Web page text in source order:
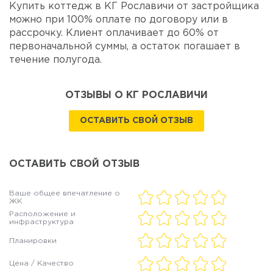
Купить коттедж в КГ Рославичи от застройщика
можно при 100% оплате по договору или в
рассрочку. Клиент оплачивает до 60% от
первоначальной суммы, а остаток погашает в
течение полугода.
ОТЗЫВЫ О КГ РОСЛАВИЧИ
ОСТАВИТЬ СВОЙ ОТЗЫВ
ОСТАВИТЬ СВОЙ ОТЗЫВ
Ваше общее впечатление о
ЖК
Расположение и
инфраструктура
Планировки
Цена / Качество